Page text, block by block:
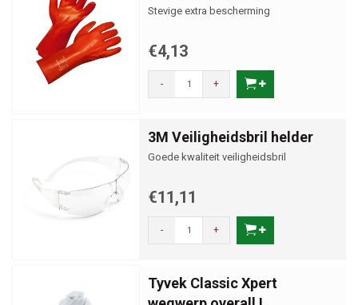
Stevige extra bescherming
€4,13
- +
3M Veiligheidsbril helder
Goede kwaliteit veiligheidsbril
€11,11
- +
Tyvek Classic Xpert